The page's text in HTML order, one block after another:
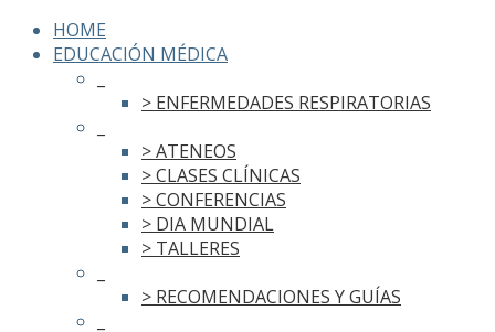
HOME
EDUCACIÓN MÉDICA
> ENFERMEDADES RESPIRATORIAS
> ATENEOS
> CLASES CLÍNICAS
> CONFERENCIAS
> DIA MUNDIAL
> TALLERES
> RECOMENDACIONES Y GUÍAS